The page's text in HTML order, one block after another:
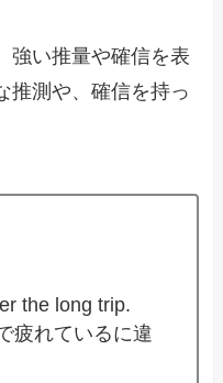
強い推量や確信を表
推測や、確信を持っ
the long trip.
疲れているに違